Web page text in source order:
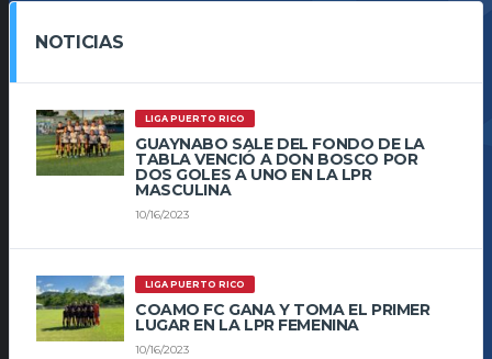
NOTICIAS
LIGA PUERTO RICO
GUAYNABO SALE DEL FONDO DE LA
TABLA VENCIÓ A DON BOSCO POR
DOS GOLES A UNO EN LA LPR
MASCULINA
10/16/2023
LIGA PUERTO RICO
COAMO FC GANA Y TOMA EL PRIMER
LUGAR EN LA LPR FEMENINA
10/16/2023